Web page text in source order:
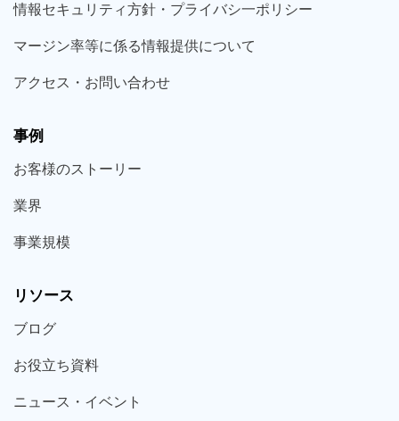
情報セキュリティ方針・プライバシ一ポリシー
マージン率等に係る情報提供について
アクセス・お問い合わせ
事例
お客様のストーリー
業界
事業規模
リソース
ブログ
お役立ち資料
ニュース・ イベント